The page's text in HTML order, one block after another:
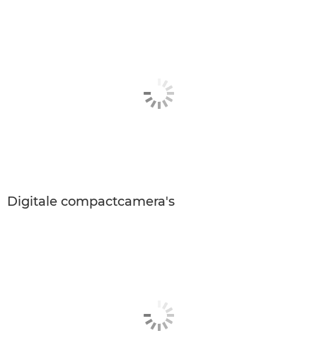
Digitale compactcamera's